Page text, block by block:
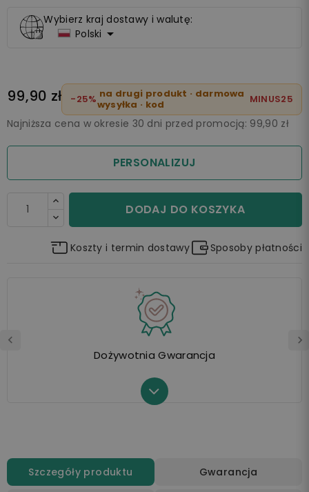
Wybierz kraj dostawy i walutę:
Polski 
99,90 zł -25% na drugi produkt · darmowa
wysyłka · kod
MINUS25
Najniższa cena w okresie 30 dni przed promocją: 99,90 zł
PERSONALIZUJ
DODAJ DO KOSZYKA
Koszty i termin dostawy Sposoby płatności
Dożywotnia Gwarancja
Szczegóły produktu Gwarancja